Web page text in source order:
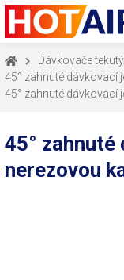
Dávkovače
45° zahnuté dávkovací
45° zahnuté dávkovací
45° zahnuté
nerezovou